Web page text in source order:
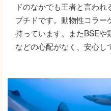
ドのなかでも王者と言わ
プチドです。動物性コラ
持っています。またBSEや
などの心配がなく、安心し